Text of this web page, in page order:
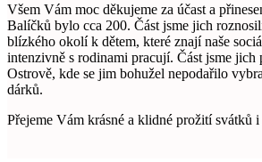
Všem Vám moc děkujeme za účast a
Balíčků bylo cca 200. Část jsme jich
blízkého okolí k dětem, které znají naše
intenzivně s rodinami pracují. Část jsme jich
Ostrově, kde se jim bohužel nepodařilo
dárků.
Přejeme Vám krásné a klidné prožití svátků i